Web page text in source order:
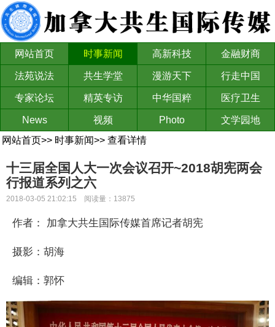
网站首页 时事新闻 高新科技 金融财商
法苑说法 共生学堂 漫游天下 行走中国
专家论坛 精英专访 中华国粹 医疗卫生
News 视频 Photo
文学园地
网站首页>> 时事新闻>> 查看详情
十三届全国人大一次会议召开~2018胡宪两会
行报道系列之六
2018-03-05 21:02:15 阅读量：13875
作者： 加拿大共生国际传媒首席记者胡宪
摄影：胡海
编辑：郭怀